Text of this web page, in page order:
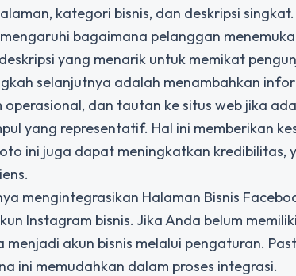
kategori bisnis, dan deskripsi
bagaimana pelanggan
yang menarik untuk memikat
selanjutnya adalah menambahkan
dan tautan ke situs web jika
yang representatif. Hal ini memberikan
ini juga dapat meningkatkan kredibilitas,
mengintegrasikan Halaman Bisnis
Instagram bisnis. Jika Anda belum
akun bisnis melalui pengaturan.
ini memudahkan dalam proses integrasi.